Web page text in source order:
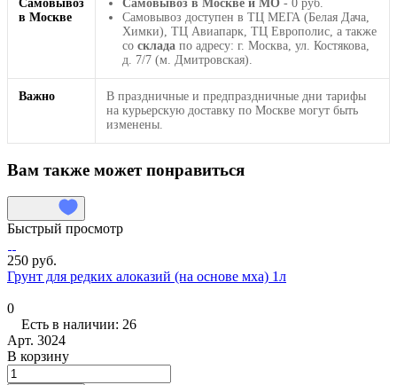
Самовывоз
в Москве
Самовывоз в Москве и МО - 0 руб.
Самовывоз доступен в ТЦ МЕГА (Белая Дача,
Химки), ТЦ Авиапарк, ТЦ Европолис, а также
со склада по адресу: г. Москва, ул. Костякова,
д. 7/7 (м. Дмитровская).
Важно
В праздничные и предпраздничные дни тарифы
на курьерскую доставку по Москве могут быть
изменены.
Вам также может понравиться
Быстрый просмотр
250 руб.
Грунт для редких алоказий (на основе мха) 1л
0
Есть в наличии: 26
Арт. 3024
В корзину